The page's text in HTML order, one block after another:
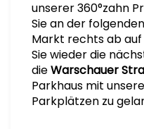
unserer 360°zahn
Sie an der
Markt rechts ab auf
Sie wieder die
dieWarschauer
Parkhaus mit
Parkplätzen zu